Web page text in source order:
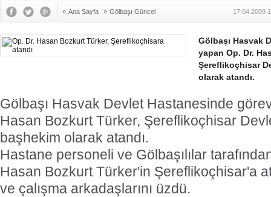
SPOR
Gölbaşı
İNCEK
» Ana Sayfa » Gölbaşı Güncel 17.04.2009
Gölbaşı Hasvak
yapan Op. Dr.
Şereflikoçhisar
olarak atandı.
Gölbaşı Hasvak Devlet Hastanesinde
Hasan Bozkurt Türker, Şereflikoçhisar
başhekim olarak atandı.
Hastane personeli ve Gölbaşılılar
Hasan Bozkurt Türker'in Şereflikoçhisar'a
ve çalışma arkadaşlarını üzdü.